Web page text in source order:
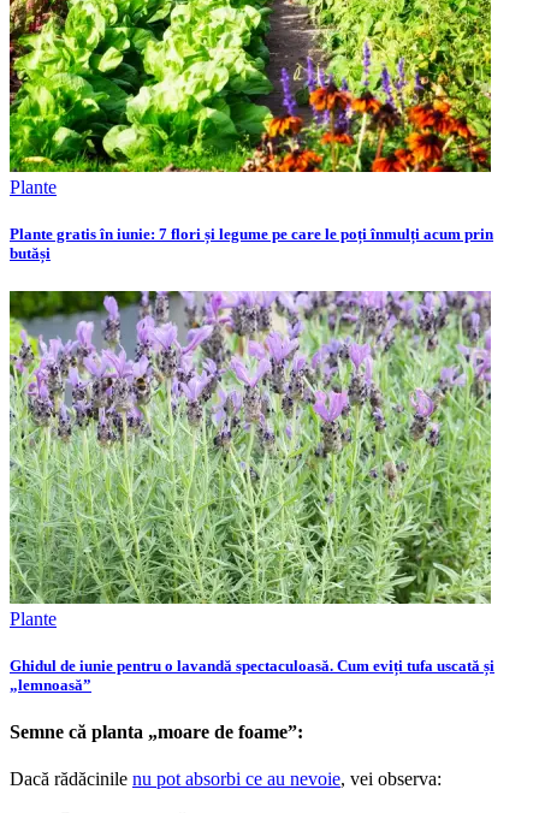
Plante
Plante gratis în iunie: 7 flori și legume pe care le poți înmulți acum prin
butăși
Plante
Ghidul de iunie pentru o lavandă spectaculoasă. Cum eviți tufa uscată și
„lemnoasă”
Semne că planta „moare de foame”:
Dacă rădăcinile nu pot absorbi ce au nevoie, vei observa: